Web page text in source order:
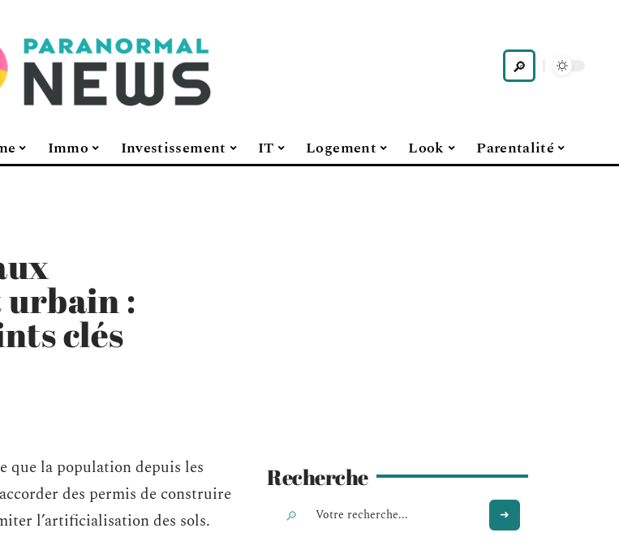
Immo Investissement IT Logement Look Parentalité
urbain :
clés
que la population depuis les
des permis de construire
l’artificialisation des sols.
Recherche